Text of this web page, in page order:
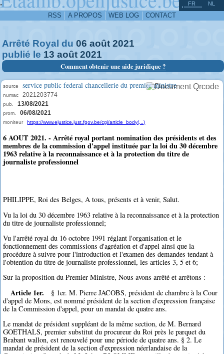
-
RSS A PROPOS WEB LOG CONTACT
FR NL
Arrêté Royal du 06 août 2021
publié le 13 août 2021
Comment obtenir une aide juridique ?
source service public federal chancellerie du premier ministre
numac 2021203774
pub. 13/08/2021
prom. 06/08/2021
moniteur https://www.ejustice.just.fgov.be/cgi/article_body(...)
6 AOUT 2021. - Arrêté royal portant nomination des présidents et des
membres de la commission d'appel instituée par la loi du 30 décembre
1963 relative à la reconnaissance et à la protection du titre de
journaliste professionnel
PHILIPPE, Roi des Belges, A tous, présents et à venir, Salut.
Vu la loi du 30 décembre 1963 relative à la reconnaissance et à la protection
du titre de journaliste professionnel;
Vu l'arrêté royal du 16 octobre 1991 réglant l'organisation et le
fonctionnement des commissions d'agréation et d'appel ainsi que la
procédure à suivre pour l'introduction et l'examen des demandes tendant à
l'obtention du titre de journaliste professionnel, les articles 3, 5 et 6;
Sur la proposition du Premier Ministre, Nous avons arrêté et arrêtons :
Article 1er.
§ 1er. M. Pierre JACOBS, président de chambre à la Cour
d'appel de Mons, est nommé président de la section d'expression française
de la Commission d'appel, pour un mandat de quatre ans.
Le mandat de président suppléant de la même section, de M. Bernard
GOETHALS, premier substitut du procureur du Roi près le parquet du
Brabant wallon, est renouvelé pour une période de quatre ans. § 2. Le
mandat de président de la section d'expression néerlandaise de la
^